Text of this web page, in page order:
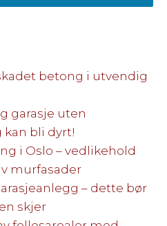
betong i utvendig
garasje uten
bli dyrt!
i Oslo – vedlikehold
murfasader
– dette bør
skjer